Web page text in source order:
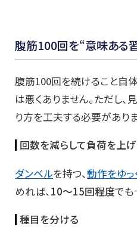
腹筋100回を“意味ある
腹筋100回を続けること自
は悪くありません。ただし
り方を工夫する必要がありま
回数を減らして負荷を上
ダンベルを持つ、動作をゆっ
めれば、10〜15回程度でも
種目を分ける